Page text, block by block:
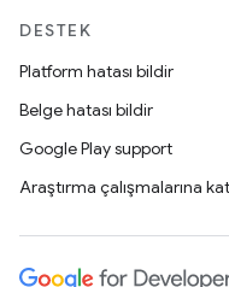
DESTEK
Platform hatası bildir
Belge hatası bildir
Google Play support
Araştırma çalışmalarına